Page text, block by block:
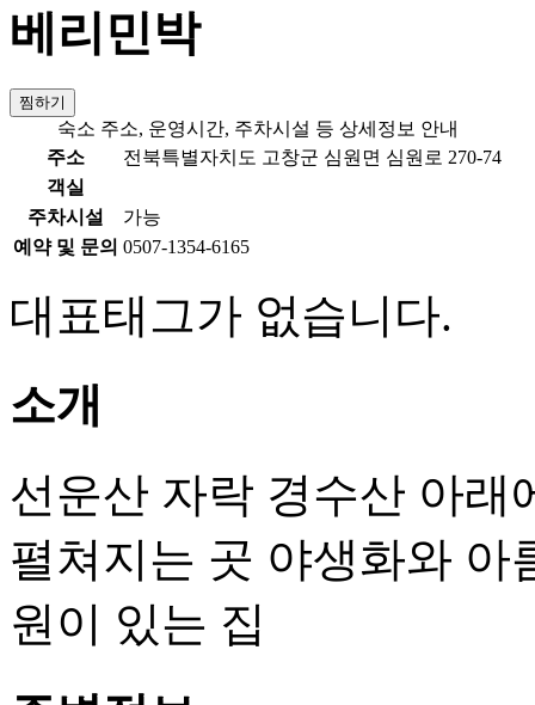
베리민박
찜하기
숙소 주소, 운영시간, 주차시설 등 상세정보 안내
주소
전북특별자치도 고창군 심원면 심원로 270-74
객실
주차시설
가능
예약 및 문의 0507-1354-6165
대표태그가 없습니다.
소개
선운산 자락 경수산 아래
펼쳐지는 곳 야생화와 아
원이 있는 집